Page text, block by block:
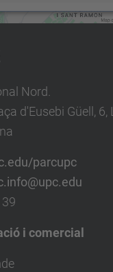
Accepta
by
Nord.
d'Eusebi Güell, 6,
parcupc
i comercial